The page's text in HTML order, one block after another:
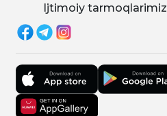
Ijtimoiy tarmoqlarimiz